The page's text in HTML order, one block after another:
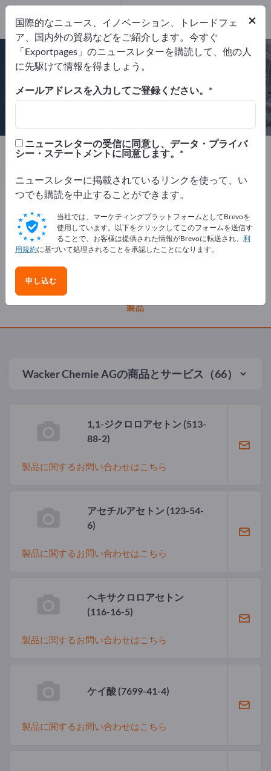
製造元 ドイツ
Website
ISO 9001 ISO 14001 ISO 50001
ISO 45001
RC 14001
+6 証明書
製品
ISO 9001
ISO 14001
ISO 50001
+8 証明書
Wacker Chemie AGの商品とサービス（66）
1,1-ジクロロアセトン (513-
88-2)
製品に関するお問い合わせはこちら
アセチルアセトン (123-54-
6)
製品に関するお問い合わせはこちら
ヘキサクロロアセトン
(116-16-5)
製品に関するお問い合わせはこちら
ケイ酸 (7699-41-4)
製品に関するお問い合わせはこちら
×
国際的なニュース、イノベーション、トレードフェ
ア、国内外の貿易などをご紹介します。今すぐ
「Exportpages」のニュースレターを購読して、他の人
に先駆けて情報を得ましょう。
メールアドレスを入力してご登録ください。
ニュースレターの受信に同意し、データ・プライバ
シー・ステートメントに同意します。
ニュースレターに掲載されているリンクを使って、い
つでも購読を中止することができます。
当社では、マーケティングプラットフォームとしてBrevoを
使用しています。以下をクリックしてこのフォームを送信す
ることで、お客様は提供された情報がBrevoに転送され、 利
用規約に基づいて処理されることを承認したことになります。
申し込む